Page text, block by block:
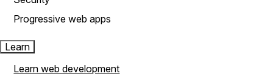
Progressive web apps
Learn
Learn web development